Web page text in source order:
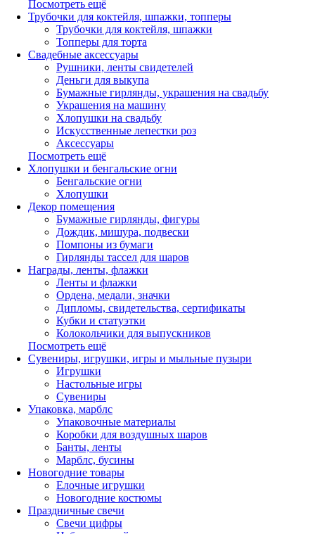
Посмотреть ещё
Трубочки для коктейля, шпажки, топперы
Трубочки для коктейля, шпажки
Топперы для торта
Свадебные аксессуары
Рушники, ленты свидетелей
Деньги для выкупа
Бумажные гирлянды, украшения на свадьбу
Украшения на машину
Хлопушки на свадьбу
Искусственные лепестки роз
Аксессуары
Посмотреть ещё
Хлопушки и бенгальские огни
Бенгальские огни
Хлопушки
Декор помещения
Бумажные гирлянды, фигуры
Дождик, мишура, подвески
Помпоны из бумаги
Гирлянды тассел для шаров
Награды, ленты, флажки
Ленты и флажки
Ордена, медали, значки
Дипломы, свидетельства, сертификаты
Кубки и статуэтки
Колокольчики для выпускников
Посмотреть ещё
Сувениры, игрушки, игры и мыльные пузыри
Игрушки
Настольные игры
Сувениры
Упаковка, марблс
Упаковочные материалы
Коробки для воздушных шаров
Банты, ленты
Марблс, бусины
Новогодние товары
Елочные игрушки
Новогодние костюмы
Праздничные свечи
Свечи цифры